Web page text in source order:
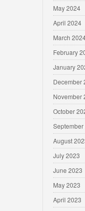
May 2024
April 2024
March
February
January
December
November
October
September
August
July 2023
June 2023
May 2023
April 2023